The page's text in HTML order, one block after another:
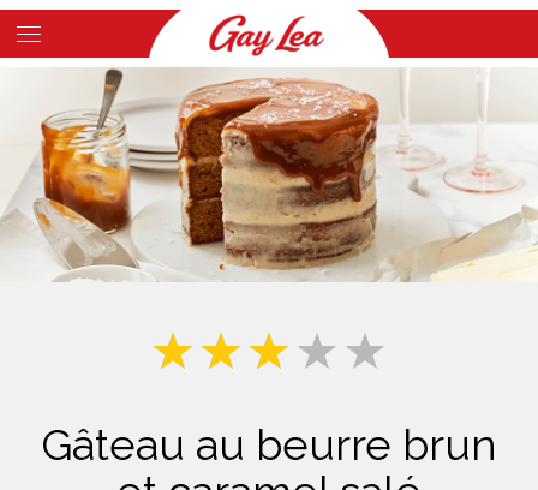
Skip
to
content
Content
Gâteau au beurre brun